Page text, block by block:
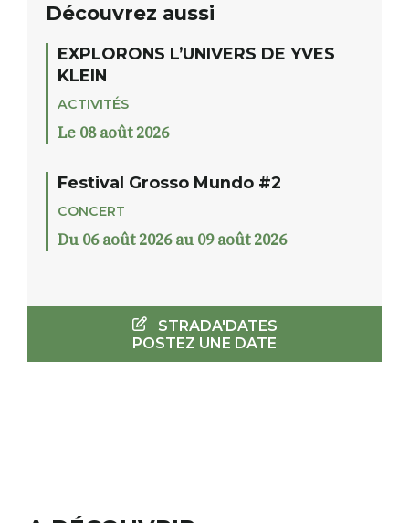
Découvrez aussi
EXPLORONS L’UNIVERS DE YVES
KLEIN
ACTIVITÉS
Le 08 août 2026
Festival Grosso Mundo #2
CONCERT
Du 06 août 2026 au 09 août 2026
STRADA'DATES
POSTEZ UNE DATE